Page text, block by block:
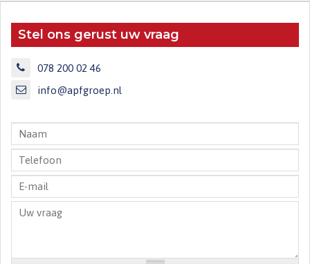
Stel ons gerust uw vraag
078 200 02 46
info@apfgroep.nl